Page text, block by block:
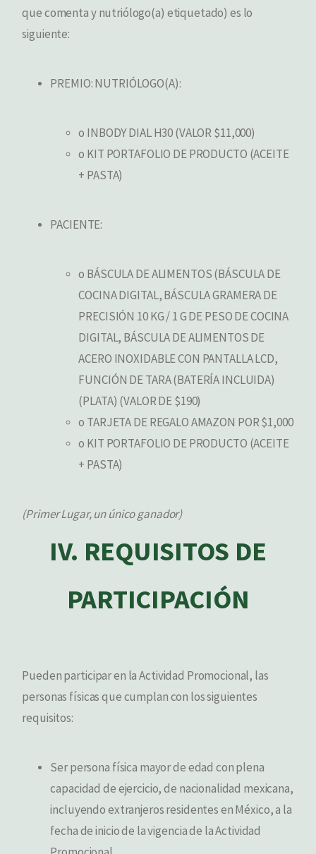
que comenta y nutriólogo(a) etiquetado) es lo
siguiente:
PREMIO: NUTRIÓLOGO(A):
o INBODY DIAL H30 (VALOR $11,000)
o KIT PORTAFOLIO DE PRODUCTO (ACEITE
+ PASTA)
PACIENTE:
o BÁSCULA DE ALIMENTOS (BÁSCULA DE
COCINA DIGITAL, BÁSCULA GRAMERA DE
PRECISIÓN 10 KG / 1 G DE PESO DE COCINA
DIGITAL, BÁSCULA DE ALIMENTOS DE
ACERO INOXIDABLE CON PANTALLA LCD,
FUNCIÓN DE TARA (BATERÍA INCLUIDA)
(PLATA) (VALOR DE $190)
o TARJETA DE REGALO AMAZON POR $1,000
o KIT PORTAFOLIO DE PRODUCTO (ACEITE
+ PASTA)
(Primer Lugar, un único ganador)
IV. REQUISITOS DE
PARTICIPACIÓN
Pueden participar en la Actividad Promocional, las
personas físicas que cumplan con los siguientes
requisitos:
Ser persona física mayor de edad con plena
capacidad de ejercicio, de nacionalidad mexicana,
incluyendo extranjeros residentes en México, a la
fecha de inicio de la vigencia de la Actividad